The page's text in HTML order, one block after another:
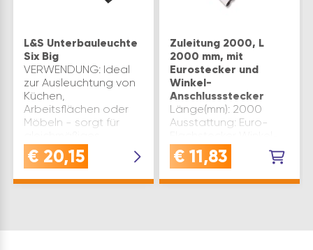
L&S Unterbauleuchte
Six Big
VERWENDUNG: Ideal
zur Ausleuchtung von
Küchen,
Arbeitsflächen oder
Möbeln - sorgt für
angenehmes Licht
ohne sichtbare
Hochwertiges
€ 20,15
Zuleitung 2000, L
2000 mm, mit
Eurostecker und
Winkel-
Anschlussstecker
Länge(mm): 2000
Ausstattung: Euro-
Anschlussstecker
Oberfläche: weiß Type:
Kunststoff
€ 11,83